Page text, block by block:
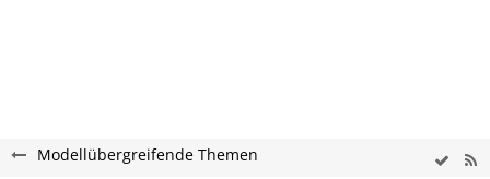
Modellübergreifende Themen